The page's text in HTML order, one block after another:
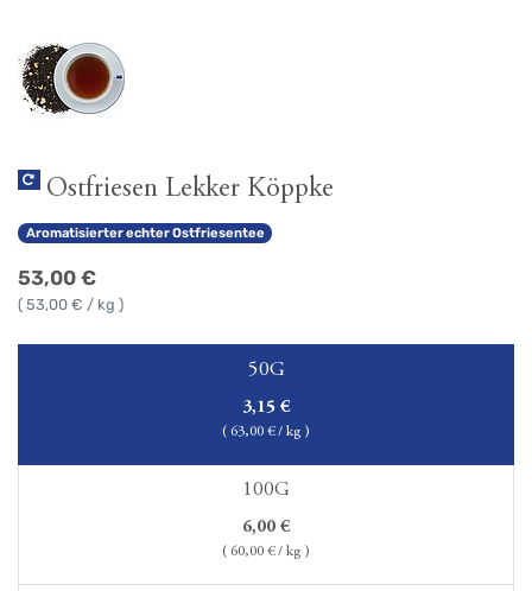
Ostfriesen Lekker Köppke
Aromatisierter echter Ostfriesentee
53,00 €
( 53,00 € / kg )
50G
3,15 €
( 63,00 € / kg )
100G
6,00 €
( 60,00 € / kg )